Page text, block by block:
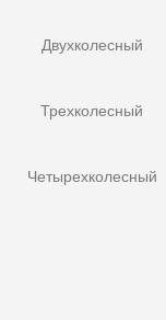
Двухколесный
Трехколесный
Четырехколесный